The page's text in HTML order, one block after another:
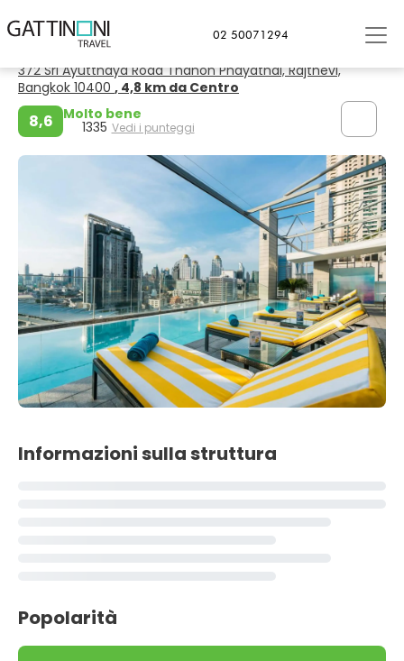
02 50071294
Bangkok
Akara Hotel Bangkok
372 Sri Ayutthaya Road Thanon Phayathai, Rajthevi,
Bangkok 10400 , 4,8 km da Centro
8,6 Molto bene
1335 Vedi i punteggi
Informazioni sulla struttura
Popolarità